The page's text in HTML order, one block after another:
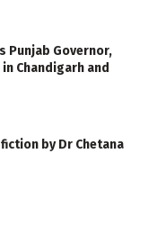
Punjab Governor,
Chandigarh and
fiction by Dr Chetana